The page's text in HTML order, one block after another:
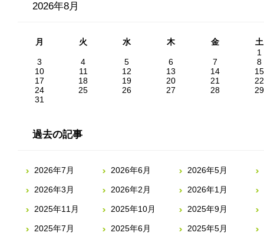
2026年8月
月 火 水 木 金
土
1
3
4 5 6 7
8
10
11 12 13 14
15
17
18 19 20 21
22
24
25 26 27 28
29
31
過去の記事
2026年7月 2026年6月 2026年5月
2026年3月 2026年2月 2026年1月
2025年11月 2025年10月 2025年9月
2025年7月 2025年6月 2025年5月